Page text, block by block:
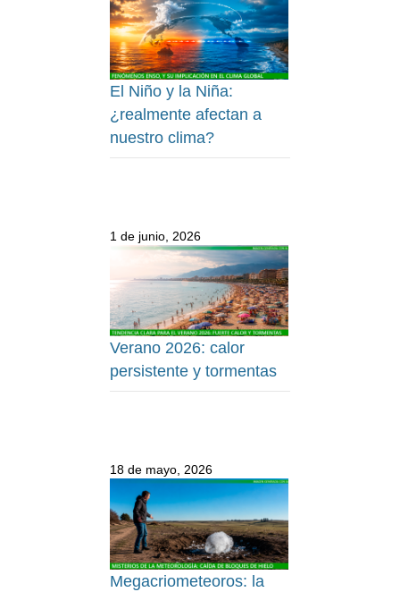
El Niño y la Niña:
¿realmente afectan a
nuestro clima?
1 de junio, 2026
Verano 2026: calor
persistente y tormentas
18 de mayo, 2026
Megacriometeoros: la